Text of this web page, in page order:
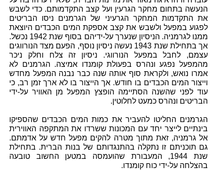
הנעשה בתחום מחקר הגרעין ועל קצב התקדמותם. כדי לשבש
את התקדמות המחקר הגרעיני של הגרמנים ניסו הבריטים
לפגוע במפעל ולשבש את קצב אספקת המים הכבדים היוצאת
ממנו לגרמניה. הניסיון שנערך על-ידיהם בסוף שנת 1942 נכשל.
אך בתחילת שנת 1943 נעשה ניסיון נוסף, הפעם מצד הנורווגים
עצמם, לחבל במפעל הנורווגי. ניסיון זה צלח וחלק ניכר
מהמפעל נפגע ונהרס בפעולת קומנדו אמיצה. הגרמנים לא
אמרו נואש, ולקראת סוף אותה שנה כבר נבנה המפעל מחדש
וייצור המים הכבדים בו חודש. אך הייצור בו לא ארך זמן רב, כי
עוד לפני שהשנה הסתיימה הופצץ המפעל מן האוויר על-ידי
הבריטים ונהרס כמעט לחלוטין.
הגרמנים החליטו להעביר את כמות המים הכבדים שהספיקו
בינתיים לייצר יחד עם המכונות ששרדו את המתקפה האווירית
אל גרמניה, זאת מתוך מטרה להקים מפעל חדש על אדמתם.
גם תוכניתם זו נתקלה בהתנגדותם של בנות הברית. בתחילת
שנת 1944, המעבורת שהועמסה במטען החשוב טובעה
בהצלחה על-ידי כוח קומנדו.